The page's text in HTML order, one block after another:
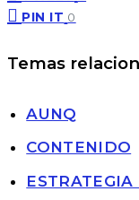
PIN IT 0
Temas
AUNQ
CONTENIDO